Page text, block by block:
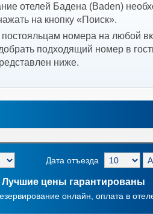
отелей Бадена (Baden)
на кнопку «Поиск».
номера на любой
подходящий номер в
ниже.
Дата отъезда
Лучшие цены гарантированы
онлайн, оплата в